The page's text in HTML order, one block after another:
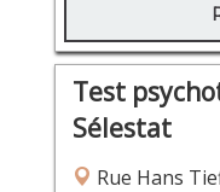
Test
Sélestat
Rue Hans